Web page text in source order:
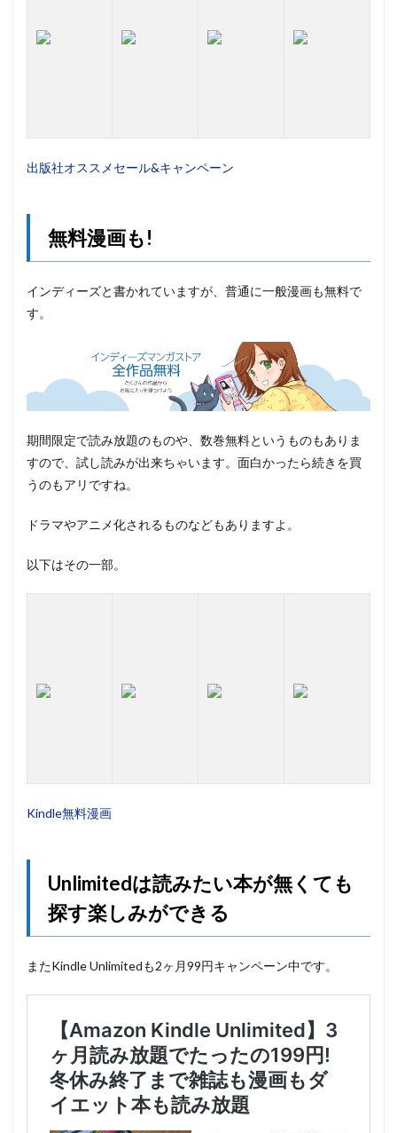
出版社オススメセール&キャンペーン
無料漫画も!
インディーズと書かれていますが、普通に一般漫画も無料で
す。
期間限定で読み放題のものや、数巻無料というものもありま
すので、試し読みが出来ちゃいます。面白かったら続きを買
うのもアリですね。
ドラマやアニメ化されるものなどもありますよ。
以下はその一部。
Kindle無料漫画
Unlimitedは読みたい本が無くても
探す楽しみができる
またKindle Unlimitedも2ヶ月99円キャンペーン中です。